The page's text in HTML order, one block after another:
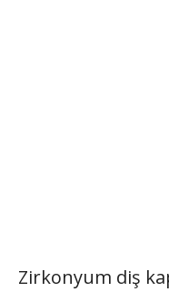
Zirkonyum diş